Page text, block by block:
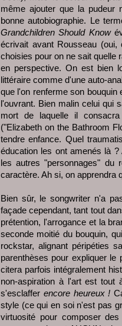
même ajouter que la pudeur
bonne autobiographie. Le
Grandchildren Should Know
écrivait avant Rousseau
choisies pour on ne sait quelle
en perspective. On est bien
littéraire comme d'une auto-
que l'on renferme son
l'ouvrant. Bien malin celui qui
mort de laquelle il
("Elizabeth on the Bathroom
tendre enfance. Quel
éducation les ont amenés là
les autres "personnages" du
caractère. Ah si, on apprendra
Bien sûr, le songwriter n'a
façade cependant, tant tout
prétention, l'arrogance et la
seconde moitié du bouquin,
rockstar, alignant péripéties
parenthèses pour expliquer le
citera parfois intégralement
non-aspiration à l'art est tout
s'esclaffer encore heureux !
style (ce qui en soi n'est pas
virtuosité pour composer